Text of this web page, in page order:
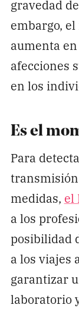
gravedad
embargo,
aumenta
afecciones
en los
Es el
Para
medidas, el
a los
posibilidad
a los viajes
garantizar
laboratorio